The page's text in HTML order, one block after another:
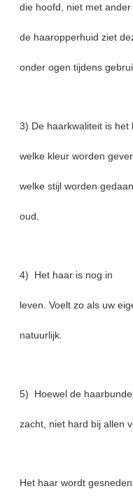
die hoofd, niet met
de haaropperhuid ziet
onder ogen tijdens
3) De haarkwaliteit is
welke kleur worden
welke stijl worden
oud.
4) Het haar is nog in
leven. Voelt zo als uw
natuurlijk.
5) Hoewel de
zacht, niet hard bij allen
Het haar wordt